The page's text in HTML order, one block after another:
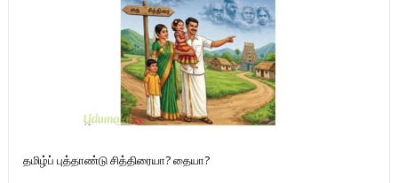
தமிழ்ப் புத்தாண்டு சித்திரையா? தையா?